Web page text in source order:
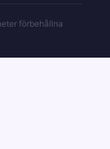
förbehållna